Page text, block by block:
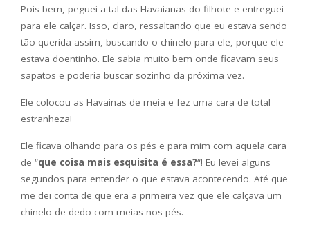
Pois bem, peguei a tal das Havaianas do filhote e entreguei
para ele calçar. Isso, claro, ressaltando que eu estava sendo
tão querida assim, buscando o chinelo para ele, porque ele
estava doentinho. Ele sabia muito bem onde ficavam seus
sapatos e poderia buscar sozinho da próxima vez.
Ele colocou as Havainas de meia e fez uma cara de total
estranheza!
Ele ficava olhando para os pés e para mim com aquela cara
de “que coisa mais esquisita é essa?“! Eu levei alguns
segundos para entender o que estava acontecendo. Até que
me dei conta de que era a primeira vez que ele calçava um
chinelo de dedo com meias nos pés.